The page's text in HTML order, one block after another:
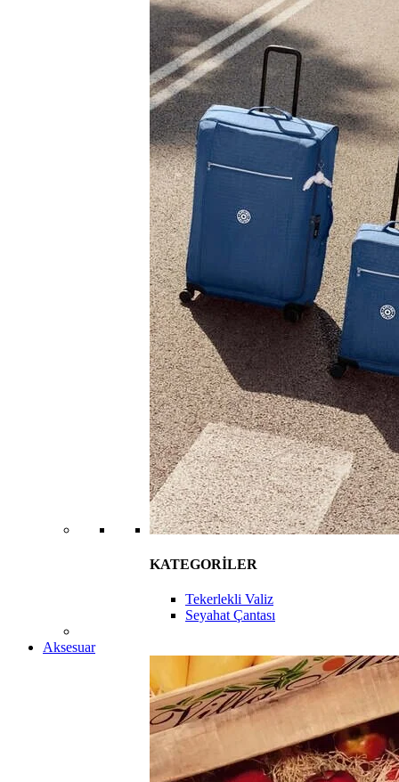
KATEGORİLER
Tekerlekli Valiz
Seyahat Çantası
Aksesuar